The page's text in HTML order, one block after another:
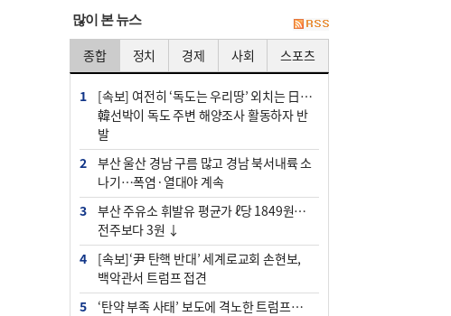
많이 본 뉴스
종합 정치 경제 사회 스포츠
1
[속보] 여전히 ‘독도는 우리땅’ 외치는 日…
韓선박이 독도 주변 해양조사 활동하자 반
발
2
부산 울산 경남 구름 많고 경남 북서내륙 소
나기…폭염·열대야 계속
3
부산 주유소 휘발유 평균가 ℓ당 1849원…
전주보다 3원 ↓
4
[속보]‘尹 탄핵 반대’ 세계로교회 손현보,
백악관서 트럼프 접견
5
‘탄약 부족 사태’ 보도에 격노한 트럼프…